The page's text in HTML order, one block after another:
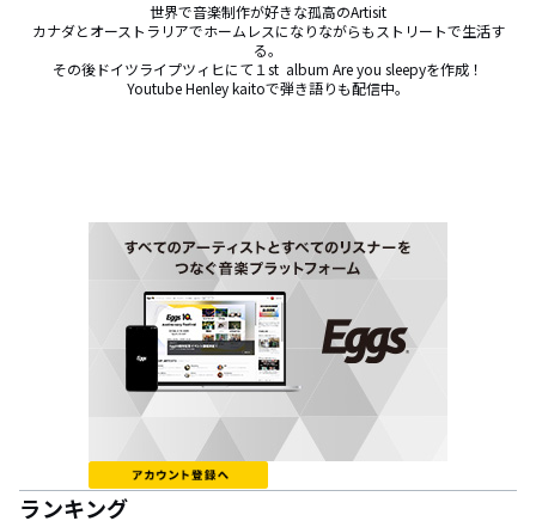
世界で音楽制作が好きな孤高のArtisit
カナダとオーストラリアでホームレスになりながらもストリートで生活す
る。
その後ドイツライプツィヒにて１st  album Are you sleepyを作成！
Youtube Henley kaitoで弾き語りも配信中。
ランキング